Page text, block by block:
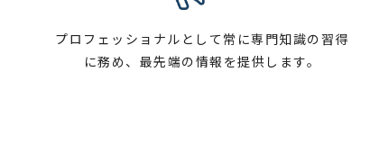
プロフェッショナルとして常に専門知識の習得
に務め、最先端の情報を提供します。